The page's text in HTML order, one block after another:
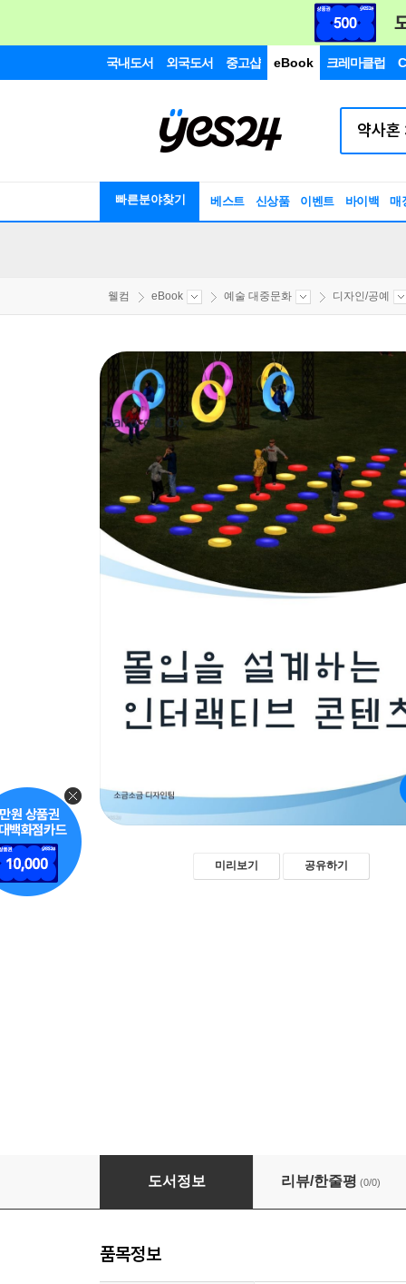
국내도서 외국도서 중고샵 eBook 크레마클럽
빠른분야찾기 베스트 신상품 이벤트 바이백 매
웰컴 eBook 예술 대중문화 디자인/공예
미리보기 공유하기
몰입을 설계하는 인터랙티브 콘텐츠
도서정보 리뷰/한줄평 (0/0)
품목정보